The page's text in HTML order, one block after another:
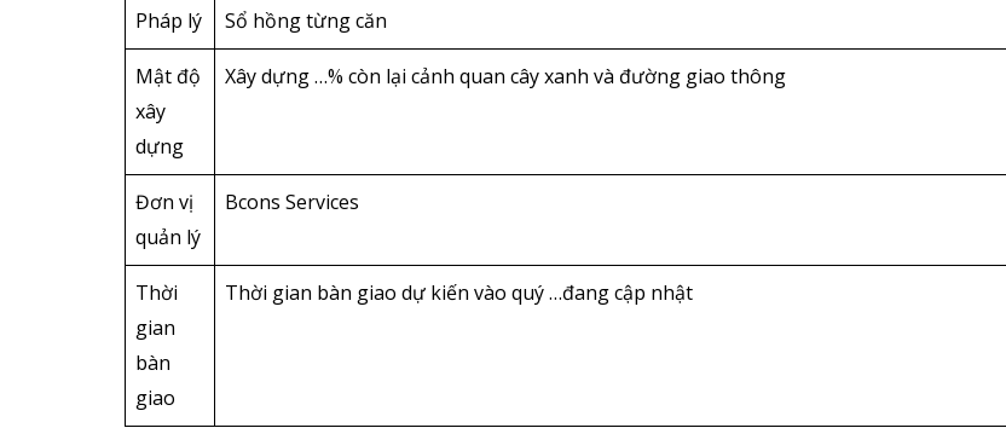
Pháp lý Sổ hồng từng căn
Mật độ
xây
dựng
Xây dựng …% còn lại cảnh quan cây xanh và đường giao thông
Đơn vị
quản lý
Bcons Services
Thời
gian
bàn
giao
Thời gian bàn giao dự kiến vào quý …đang cập nhật